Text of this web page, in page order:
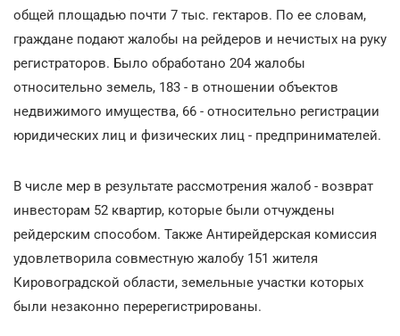
общей площадью почти 7 тыс. гектаров. По ее словам,
граждане подают жалобы на рейдеров и нечистых на руку
регистраторов. Было обработано 204 жалобы
относительно земель, 183 - в отношении объектов
недвижимого имущества, 66 - относительно регистрации
юридических лиц и физических лиц - предпринимателей.
В числе мер в результате рассмотрения жалоб - возврат
инвесторам 52 квартир, которые были отчуждены
рейдерским способом. Также Антирейдерская комиссия
удовлетворила совместную жалобу 151 жителя
Кировоградской области, земельные участки которых
были незаконно перерегистрированы.